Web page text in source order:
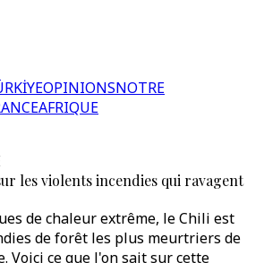
OPINIONSNOTRE
AFRIQUE
les violents incendies qui ravagent
de chaleur extrême, le Chili est
de forêt les plus meurtriers de
Voici ce que l'on sait sur cette